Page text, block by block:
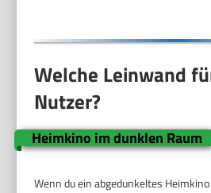
Welche Leinwand
Nutzer?
Heimkino im dunklen Raum
Wenn du ein abgedunkeltes